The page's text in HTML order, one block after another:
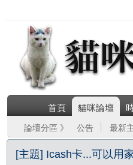
首頁 貓咪論壇
論壇分區 》 公告 最新
[主題] Icash卡...可以用